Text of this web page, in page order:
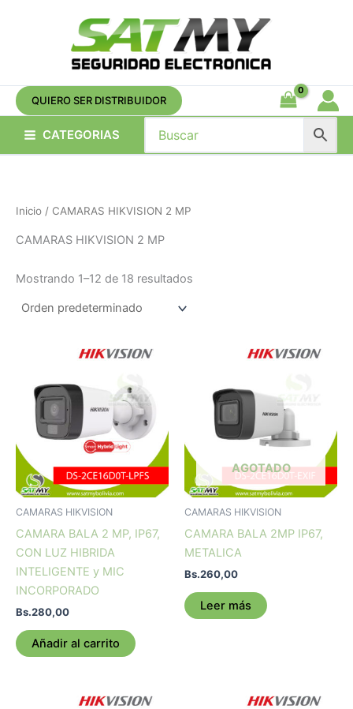
QUIERO SER DISTRIBUIDOR
CATEGORIAS
Inicio / CAMARAS HIKVISION 2 MP
CAMARAS HIKVISION 2 MP
Mostrando 1–12 de 18 resultados
CAMARAS HIKVISION
CAMARA BALA 2 MP, IP67,
CON LUZ HIBRIDA
INTELIGENTE y MIC
INCORPORADO
Bs.280,00
Añadir al carrito
AGOTADO
CAMARAS HIKVISION
CAMARA BALA 2MP IP67,
METALICA
Bs.260,00
Leer más